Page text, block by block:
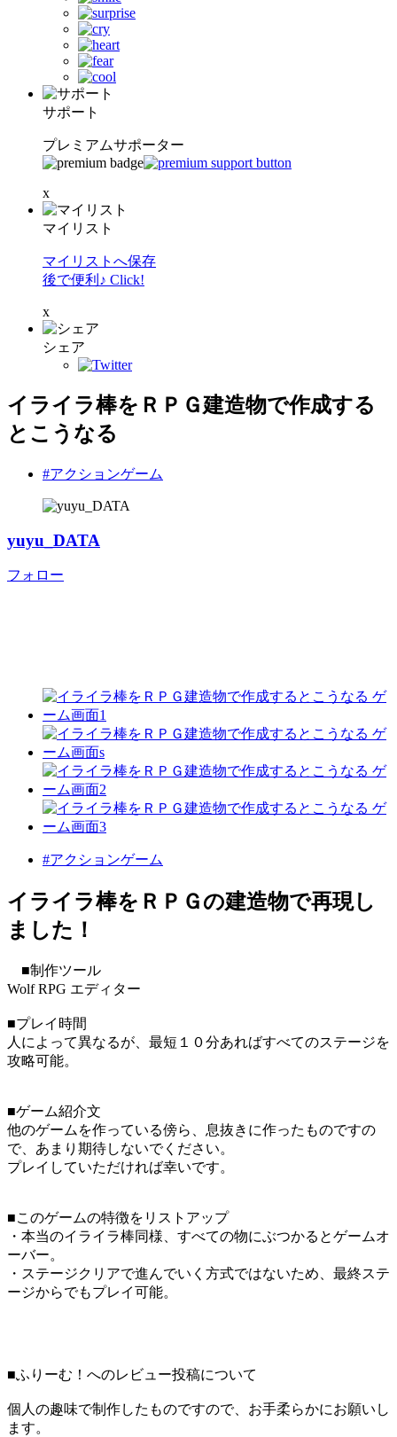
サポート
プレミアムサポーター
x
マイリスト
マイリストへ保存
後で便利♪ Click!
x
シェア
イライラ棒をＲＰＧ建造物で作成する
とこうなる
#アクションゲーム
yuyu_DATA
フォロー
#アクションゲーム
イライラ棒をＲＰＧの建造物で再現し
ました！
■制作ツール
Wolf RPG エディター
■プレイ時間
人によって異なるが、最短１０分あればすべてのステージを
攻略可能。
■ゲーム紹介文
他のゲームを作っている傍ら、息抜きに作ったものですの
で、あまり期待しないでください。
プレイしていただければ幸いです。
■このゲームの特徴をリストアップ
・本当のイライラ棒同様、すべての物にぶつかるとゲームオ
ーバー。
・ステージクリアで進んでいく方式ではないため、最終ステ
ージからでもプレイ可能。
■ふりーむ！へのレビュー投稿について
個人の趣味で制作したものですので、お手柔らかにお願いし
ます。